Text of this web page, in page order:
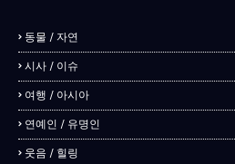
동물 / 자연
시사 / 이슈
여행 / 아시아
연예인 / 유명인
웃음 / 힐링